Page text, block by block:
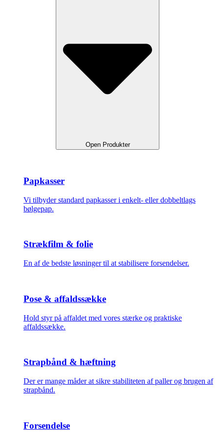
Open Produkter
Papkasser
Vi tilbyder standard papkasser i enkelt- eller dobbeltlags
bølgepap.
Strækfilm & folie
En af de bedste løsninger til at stabilisere forsendelser.
Pose & affaldssække
Hold styr på affaldet med vores stærke og praktiske
affaldssække.
Strapbånd & hæftning
Der er mange måder at sikre stabiliteten af paller og brugen af
strapbånd.
Forsendelse